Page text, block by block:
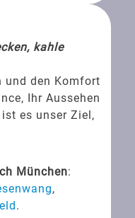
kahle
und den Komfort
Ihr Aussehen
es unser Ziel,
München:
,
.